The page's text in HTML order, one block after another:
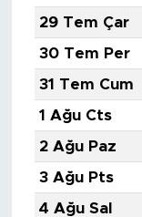
29 Tem Çar
30 Tem Per
31 Tem Cum
1 Ağu Cts
2 Ağu Paz
3 Ağu Pts
4 Ağu Sal